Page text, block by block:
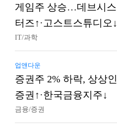
게임주 상승…데브시스
터즈↑·고스트스튜디오↓
IT/과학
업앤다운
증권주 2% 하락, 상상인
증권↑·한국금융지주↓
금융/증권